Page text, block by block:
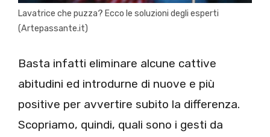
Lavatrice che puzza? Ecco le soluzioni degli esperti
(Artepassante.it)
Basta infatti eliminare alcune cattive
abitudini ed introdurne di nuove e più
positive per avvertire subito la differenza.
Scopriamo, quindi, quali sono i gesti da